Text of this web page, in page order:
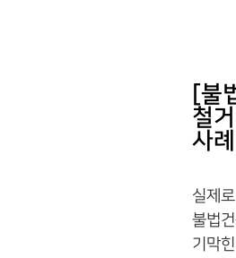
[불
철
사례
실제
불법
기막